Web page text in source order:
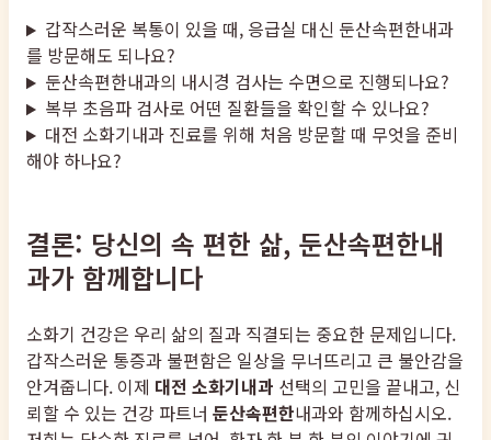
갑작스러운 복통이 있을 때, 응급실 대신 둔산속편한내과
를 방문해도 되나요?
둔산속편한내과의 내시경 검사는 수면으로 진행되나요?
복부 초음파 검사로 어떤 질환들을 확인할 수 있나요?
대전 소화기내과 진료를 위해 처음 방문할 때 무엇을 준비
해야 하나요?
결론: 당신의 속 편한 삶, 둔산속편한내
과가 함께합니다
소화기 건강은 우리 삶의 질과 직결되는 중요한 문제입니다.
갑작스러운 통증과 불편함은 일상을 무너뜨리고 큰 불안감을
안겨줍니다. 이제 대전 소화기내과 선택의 고민을 끝내고, 신
뢰할 수 있는 건강 파트너 둔산속편한내과와 함께하십시오.